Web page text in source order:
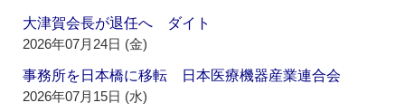
大津賀会長が退任へ ダイト
2026年07月24日 (金)
事務所を日本橋に移転 日本医療機器産業連合会
2026年07月15日 (水)